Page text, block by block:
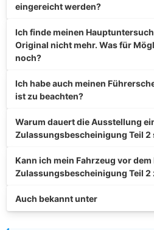
eingereicht werden?
Ich finde meinen
Original nicht mehr. Was für
noch?
Ich habe auch meinen
ist zu beachten?
Warum dauert die Ausstellung
Zulassungsbescheinigung Teil 2
Kann ich mein Fahrzeug vor
Zulassungsbescheinigung Teil 2
Auch bekannt unter